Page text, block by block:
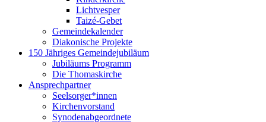
Lichtvesper
Taizé-Gebet
Gemeindekalender
Diakonische Projekte
150 Jähriges Gemeindejubiläum
Jubiläums Programm
Die Thomaskirche
Ansprechpartner
Seelsorger*innen
Kirchenvorstand
Synodenabgeordnete